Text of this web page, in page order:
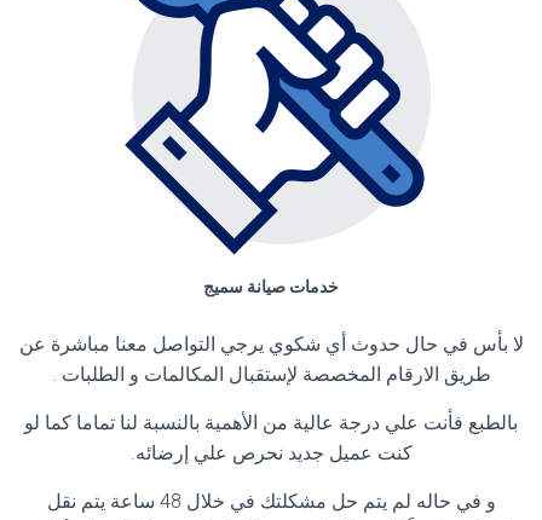
خدمات صيانة سميج
لا بأس في حال حدوث أي شكوي يرجي التواصل معنا مباشرة عن
طريق الارقام المخصصة لإستقبال المكالمات و الطلبات .
بالطبع فأنت علي درجة عالية من الأهمية بالنسبة لنا تماما كما لو
كنت عميل جديد نحرص علي إرضائه.
و في حاله لم يتم حل مشكلتك في خلال 48 ساعة يتم نقل